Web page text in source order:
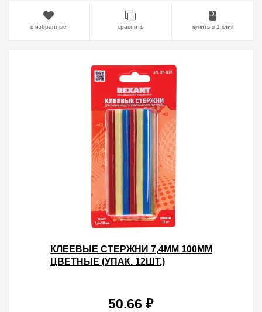
в избранные сравнить купить в 1 клик
КЛЕЕВЫЕ СТЕРЖНИ 7,4ММ 100ММ
ЦВЕТНЫЕ (УПАК. 12ШТ.)
50.66 ₽